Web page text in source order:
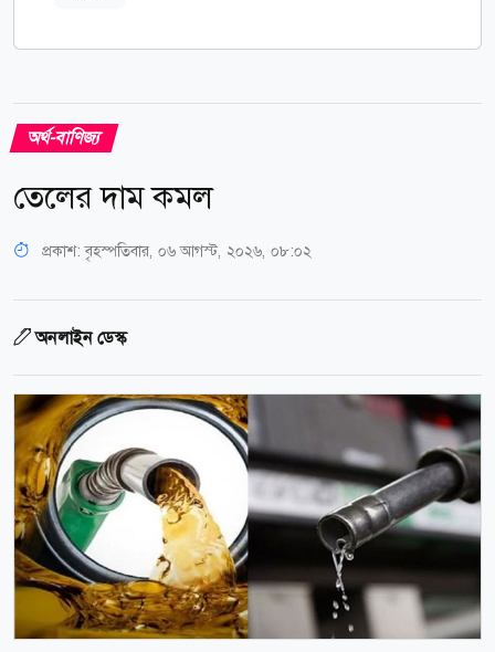
অর্থ-বাণিজ্য
তেলের দাম কমল
প্রকাশ:বৃহস্পতিবার, ০৬ আগস্ট, ২০২৬, ০৮:০২
অনলাইন ডেস্ক